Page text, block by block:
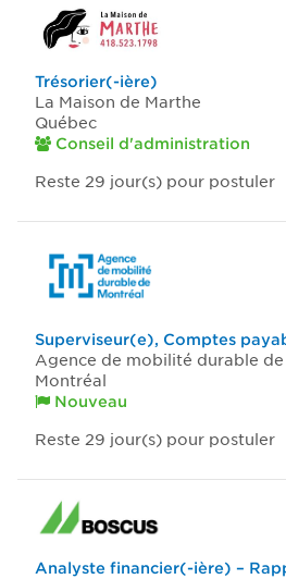
Trésorier(-ière)
La Maison de Marthe
Québec
Conseil d'administration
Reste 29 jour(s) pour postuler
Superviseur(e), Comptes
Agence de mobilité durable de
Montréal
Nouveau
Reste 29 jour(s) pour postuler
Analyste financier(-ière) –